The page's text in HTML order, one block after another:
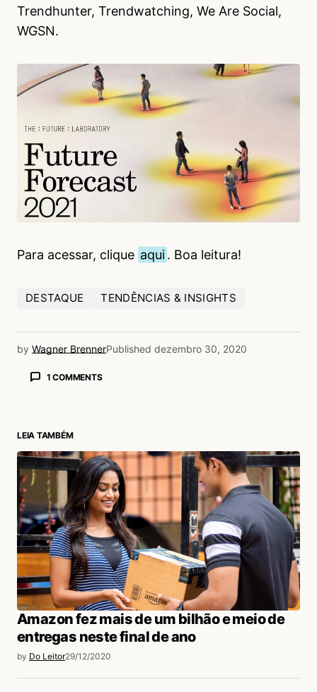
Trendhunter, Trendwatching, We Are Social,
WGSN.
Para acessar, clique aqui. Boa leitura!
DESTAQUE TENDÊNCIAS & INSIGHTS
by Wagner BrennerPublished dezembro 30, 2020
1 COMMENTS
TENDÊNCIAS UPDATEORDIE
Acesse para responder
login
LEIA TAMBÉM
Amazon fez mais de um bilhão e meio de
entregas neste final de ano
by Do Leitor29/12/2020